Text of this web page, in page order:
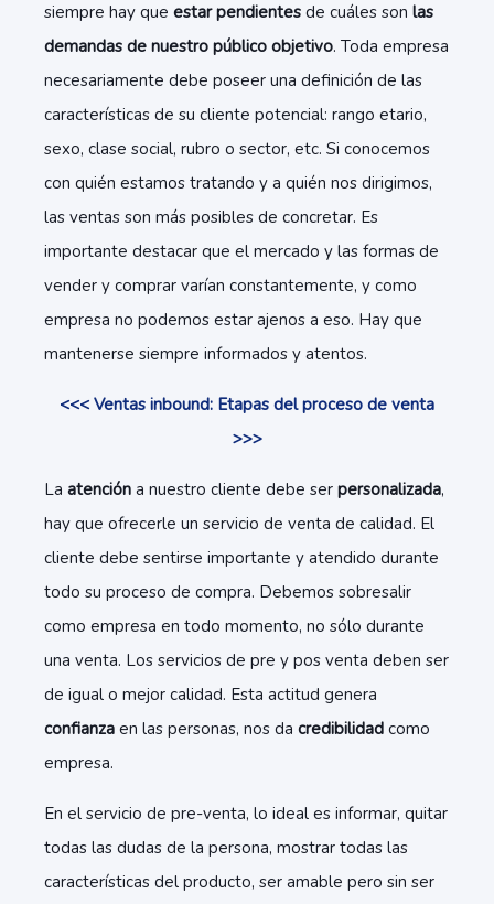
siempre hay que estar pendientes de cuáles son las
demandas de nuestro público objetivo. Toda empresa
necesariamente debe poseer una definición de las
características de su cliente potencial: rango etario,
sexo, clase social, rubro o sector, etc. Si conocemos
con quién estamos tratando y a quién nos dirigimos,
las ventas son más posibles de concretar. Es
importante destacar que el mercado y las formas de
vender y comprar varían constantemente, y como
empresa no podemos estar ajenos a eso. Hay que
mantenerse siempre informados y atentos.
<<< Ventas inbound: Etapas del proceso de venta
>>>
La atención a nuestro cliente debe ser personalizada,
hay que ofrecerle un servicio de venta de calidad. El
cliente debe sentirse importante y atendido durante
todo su proceso de compra. Debemos sobresalir
como empresa en todo momento, no sólo durante
una venta. Los servicios de pre y pos venta deben ser
de igual o mejor calidad. Esta actitud genera
confianza en las personas, nos da credibilidad como
empresa.
En el servicio de pre-venta, lo ideal es informar, quitar
todas las dudas de la persona, mostrar todas las
características del producto, ser amable pero sin ser